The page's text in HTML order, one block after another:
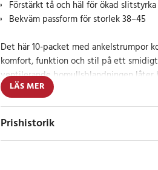
Förstärkt tå och häl för ökad slitstyrka
Bekväm passform för storlek 38–45
Det här 10-packet med ankelstrumpor
komfort, funktion och stil på ett
ventilerande bomullsblandningen låter
och håller fötterna torra även under
användning.
Med förstärkta partier vid tå och häl
tuffare belastning och ger extra skydd
LÄS MER
Prishistorik